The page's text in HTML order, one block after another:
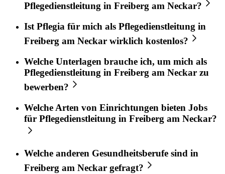
Pflegedienstleitung in Freiberg am Neckar?
Ist Pflegia für mich als Pflegedienstleitung in
Freiberg am Neckar wirklich kostenlos?
Welche Unterlagen brauche ich, um mich als
Pflegedienstleitung in Freiberg am Neckar zu
bewerben?
Welche Arten von Einrichtungen bieten Jobs
für Pflegedienstleitung in Freiberg am Neckar?
Welche anderen Gesundheitsberufe sind in
Freiberg am Neckar gefragt?